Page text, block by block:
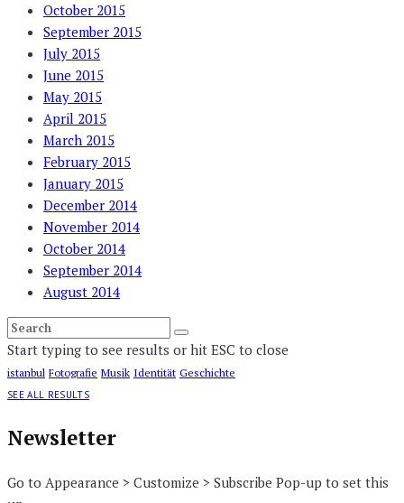
October 2015
September 2015
July 2015
June 2015
May 2015
April 2015
March 2015
February 2015
January 2015
December 2014
November 2014
October 2014
September 2014
August 2014
Start typing to see results or hit ESC to close
istanbul Fotografie Musik Identität Geschichte
SEE ALL RESULTS
Newsletter
Go to Appearance > Customize > Subscribe Pop-up to set this